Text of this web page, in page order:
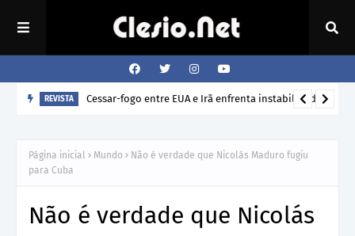
Página inicial Mundo
Não é verdade que Nicolás Maduro fugiu
para Cuba
Não é verdade que Nicolás